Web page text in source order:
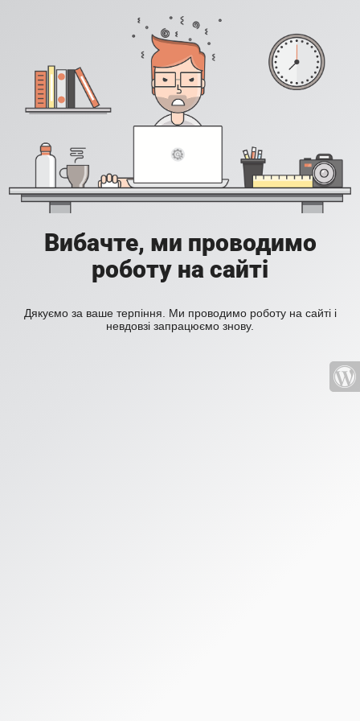
Вибачте, ми проводимо
роботу на сайті
Дякуємо за ваше терпіння. Ми проводимо роботу на сайті і
невдовзі запрацюємо знову.